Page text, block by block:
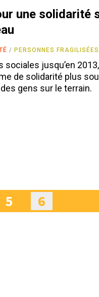
une solidarité
PERSONNES FRAGILISÉES
jusqu’en
de solidarité plus
gens sur le terrain.
5 6